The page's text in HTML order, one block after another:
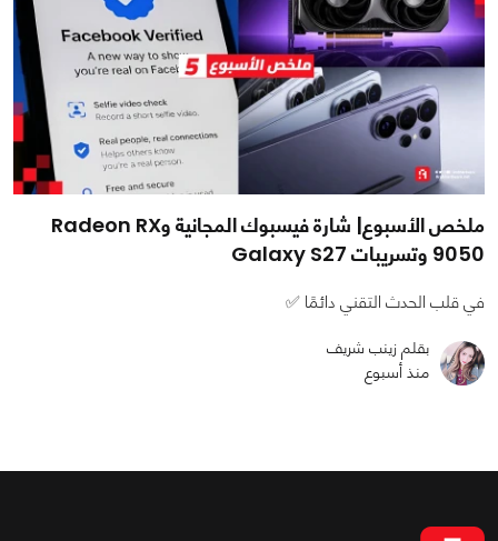
ملخص الأسبوع| شارة فيسبوك المجانية وRadeon RX
9050 وتسريبات Galaxy S27
في قلب الحدث التقني دائمًا ✅
بقلم زينب شريف
منذ أسبوع